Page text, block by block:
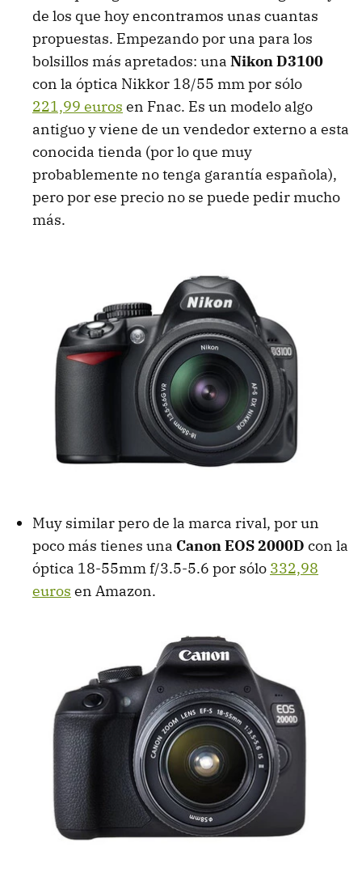
de los que hoy encontramos unas cuantas
propuestas. Empezando por una para los
bolsillos más apretados: una Nikon D3100
con la óptica Nikkor 18/55 mm por sólo
221,99 euros en Fnac. Es un modelo algo
antiguo y viene de un vendedor externo a esta
conocida tienda (por lo que muy
probablemente no tenga garantía española),
pero por ese precio no se puede pedir mucho
más.
Muy similar pero de la marca rival, por un
poco más tienes una Canon EOS 2000D con la
óptica 18-55mm f/3.5-5.6 por sólo 332,98
euros en Amazon.